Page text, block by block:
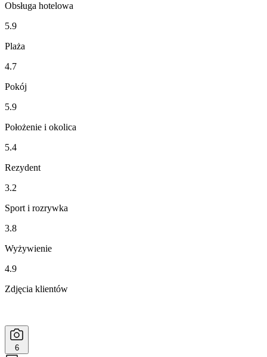
Obsługa hotelowa
5.9
Plaża
4.7
Pokój
5.9
Położenie i okolica
5.4
Rezydent
3.2
Sport i rozrywka
3.8
Wyżywienie
4.9
Zdjęcia klientów
6